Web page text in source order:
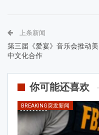
上条新闻
第三届《爱宴》音乐会推动美
中文化合作
你可能还喜欢
BREAKING突发新闻